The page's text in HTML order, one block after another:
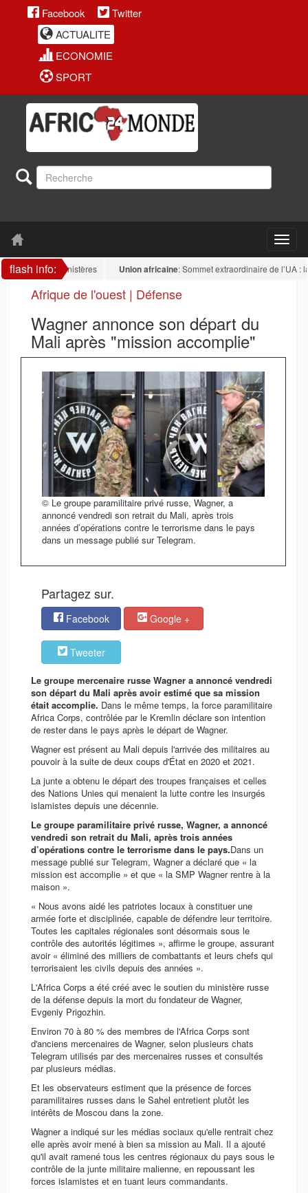
Facebook
Twitter
ACTUALITE
ECONOMIE
SPORT
flash info:
les ministères Union africaine: Sommet extraordinaire de l’UA : la
Afrique de l'ouest | Défense
Wagner annonce son départ du
Mali après "mission accomplie"
© Le groupe paramilitaire privé russe, Wagner, a
annoncé vendredi son retrait du Mali, après trois
années d’opérations contre le terrorisme dans le pays
dans un message publié sur Telegram.
Partagez sur.
Facebook Google +
Tweeter
Le groupe mercenaire russe Wagner a annoncé vendredi
son départ du Mali après avoir estimé que sa mission
était accomplie. Dans le même temps, la force paramilitaire
Africa Corps, contrôlée par le Kremlin déclare son intention
de rester dans le pays après le départ de Wagner.
Wagner est présent au Mali depuis l'arrivée des militaires au
pouvoir à la suite de deux coups d'État en 2020 et 2021.
La junte a obtenu le départ des troupes françaises et celles
des Nations Unies qui menaient la lutte contre les insurgés
islamistes depuis une décennie.
Le groupe paramilitaire privé russe, Wagner, a annoncé
vendredi son retrait du Mali, après trois années
d’opérations contre le terrorisme dans le pays.Dans un
message publié sur Telegram, Wagner a déclaré que « la
mission est accomplie » et que « la SMP Wagner rentre à la
maison ».
« Nous avons aidé les patriotes locaux à constituer une
armée forte et disciplinée, capable de défendre leur territoire.
Toutes les capitales régionales sont désormais sous le
contrôle des autorités légitimes », affirme le groupe, assurant
avoir « éliminé des milliers de combattants et leurs chefs qui
terrorisaient les civils depuis des années ».
L'Africa Corps a été créé avec le soutien du ministère russe
de la défense depuis la mort du fondateur de Wagner,
Evgeniy Prigozhin.
Environ 70 à 80 % des membres de l'Africa Corps sont
d'anciens mercenaires de Wagner, selon plusieurs chats
Telegram utilisés par des mercenaires russes et consultés
par plusieurs médias.
Et les observateurs estiment que la présence de forces
paramilitaires russes dans le Sahel entretient plutôt les
intérêts de Moscou dans la zone.
Wagner a indiqué sur les médias sociaux qu'elle rentrait chez
elle après avoir mené à bien sa mission au Mali. Il a ajouté
qu'il avait ramené tous les centres régionaux du pays sous le
contrôle de la junte militaire malienne, en repoussant les
forces islamistes et en tuant leurs commandants.